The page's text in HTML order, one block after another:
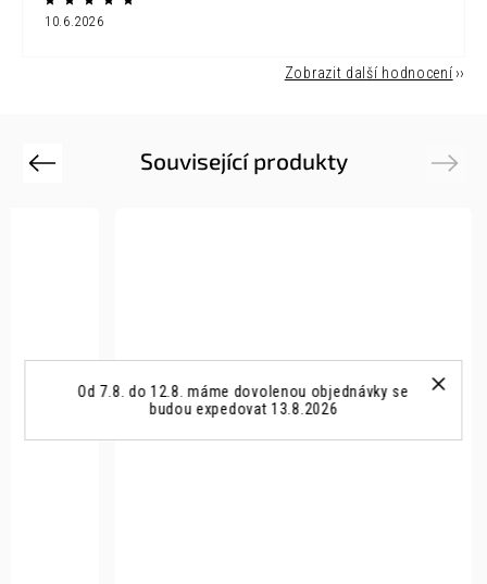
Od 7.8. do 12.8. máme dovolenou objednávky se
budou expedovat 13.8.2026
10.6.2026
Zobrazit další hodnocení
Související produkty
Previous Next